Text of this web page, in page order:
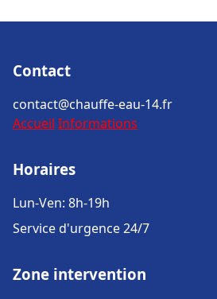
Contact
contact@chauffe-eau-14.fr
Accueil Informations
Horaires
Lun-Ven: 8h-19h
Service d'urgence 24/7
Zone intervention